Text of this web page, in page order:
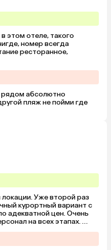
этом отеле, такого
номер всегда
ресторанное,
рядом абсолютно
пляж не пойми где
Уже второй раз
курортный вариант с
адекватной цен. Очень
на всех этапах.
рестораны.
того что отель не очень